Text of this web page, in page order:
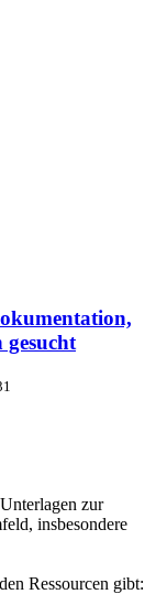
zur
insbesondere
Ressourcen gibt: